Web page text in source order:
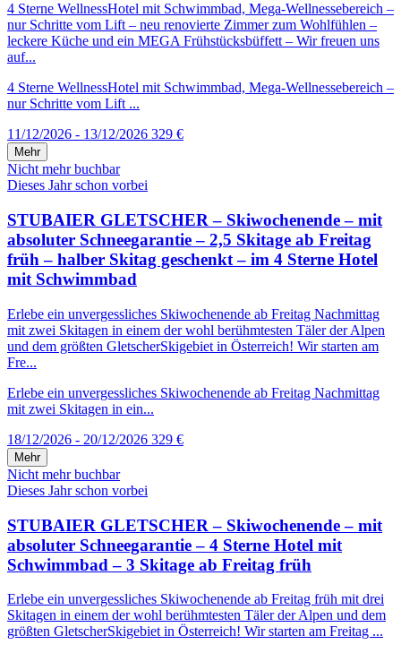
4 Sterne WellnessHotel mit Schwimmbad, Mega-Wellnessebereich –
nur Schritte vom Lift – neu renovierte Zimmer zum Wohlfühlen –
leckere Küche und ein MEGA Frühstücksbüffett – Wir freuen uns
auf...
4 Sterne WellnessHotel mit Schwimmbad, Mega-Wellnessebereich –
nur Schritte vom Lift ...
11/12/2026 - 13/12/2026 329 €
Mehr
Nicht mehr buchbar
Dieses Jahr schon vorbei
STUBAIER GLETSCHER – Skiwochenende – mit
absoluter Schneegarantie – 2,5 Skitage ab Freitag
früh – halber Skitag geschenkt – im 4 Sterne Hotel
mit Schwimmbad
Erlebe ein unvergessliches Skiwochenende ab Freitag Nachmittag
mit zwei Skitagen in einem der wohl berühmtesten Täler der Alpen
und dem größten GletscherSkigebiet in Österreich! Wir starten am
Fre...
Erlebe ein unvergessliches Skiwochenende ab Freitag Nachmittag
mit zwei Skitagen in ein...
18/12/2026 - 20/12/2026 329 €
Mehr
Nicht mehr buchbar
Dieses Jahr schon vorbei
STUBAIER GLETSCHER – Skiwochenende – mit
absoluter Schneegarantie – 4 Sterne Hotel mit
Schwimmbad – 3 Skitage ab Freitag früh
Erlebe ein unvergessliches Skiwochenende ab Freitag früh mit drei
Skitagen in einem der wohl berühmtesten Täler der Alpen und dem
größten GletscherSkigebiet in Österreich! Wir starten am Freitag ...